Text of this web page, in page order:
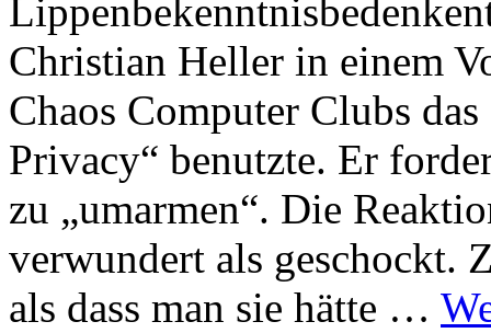
Christian Heller in einem
Chaos Computer Clubs
Privacy“ benutzte. Er
zu „umarmen“. Die
verwundert als geschockt.
als dass man sie hätte …